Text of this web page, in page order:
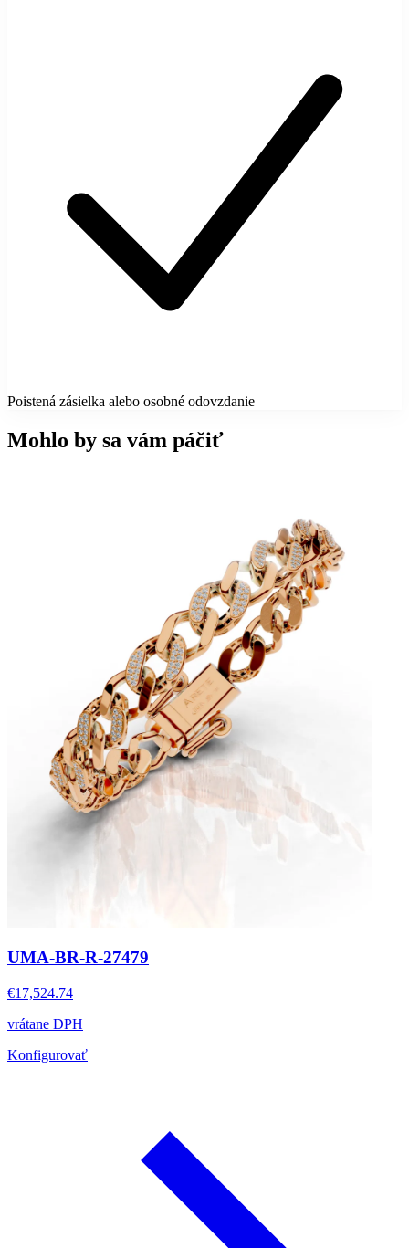
Poistená zásielka alebo osobné odovzdanie
Mohlo by sa vám páčiť
UMA-BR-R-27479
€17,524.74
vrátane DPH
Konfigurovať